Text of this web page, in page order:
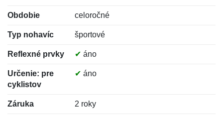
Obdobie celoročné
Typ nohavíc športové
Reflexné prvky ✔ áno
Určenie: pre
cyklistov
✔ áno
Záruka 2 roky